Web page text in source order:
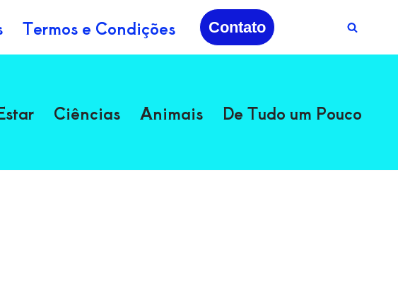
Termos e Condições Contato
Ciências Animais De Tudo um Pouco